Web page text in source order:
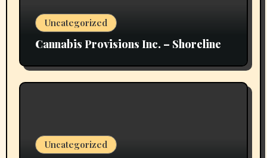
Uncategorized
Cannabis Provisions Inc. – Shoreline
Uncategorized